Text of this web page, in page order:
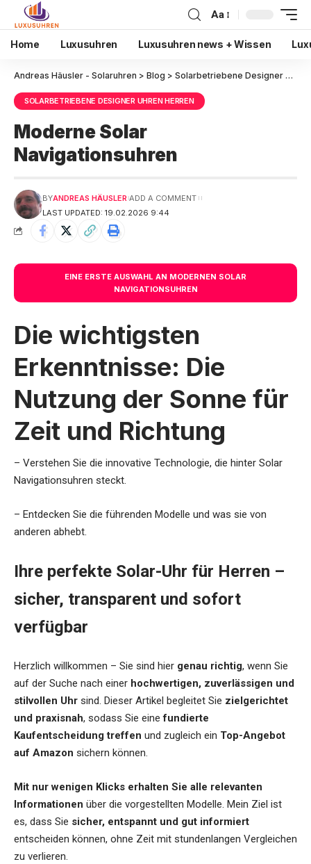
Aa
Home Luxusuhren Luxusuhren news + Wissen
Andreas Häusler - Solaruhren > Blog > Solarbetriebene Designer Uhren Herren
SOLARBETRIEBENE DESIGNER UHREN HERREN
Moderne Solar
Navigationsuhren
LAST UPDATED: 19.02.2026 9:44
BYANDREAS HÄUSLER ADD A COMMENT
EINE ERSTE AUSWAHL AN MODERNEN SOLAR
NAVIGATIONSUHREN
Die wichtigsten
Erkenntnisse: Die
Nutzung der Sonne für
Zeit und Richtung
– Verstehen Sie die innovative Technologie, die hinter Solar
Navigationsuhren steckt.
– Entdecken Sie die führenden Modelle und was sie von
anderen abhebt.
Ihre perfekte Solar-Uhr für Herren –
sicher, transparent und sofort
verfügbar
Herzlich willkommen – Sie sind hier genau richtig, wenn Sie
auf der Suche nach einer hochwertigen, zuverlässigen und
stilvollen Uhr sind. Dieser Artikel begleitet Sie zielgerichtet
und praxisnah, sodass Sie einefundierte
Kaufentscheidung treffen und zugleich ein Top-Angebot
auf Amazon sichern können.
Mit nur wenigen Klicks erhalten Sie alle relevanten
Informationen über die vorgestellten Modelle. Mein Ziel ist
es, dass Sie sicher, entspannt und gut informiert
entscheiden können, ohne Zeit mit stundenlangen Vergleichen
zu verlieren.